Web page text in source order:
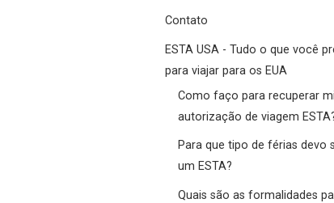
Contato
ESTA USA - Tudo o que você
para viajar para os EUA
Como faço para recuperar
autorização de viagem
Para que tipo de férias devo
um ESTA?
Quais são as formalidades